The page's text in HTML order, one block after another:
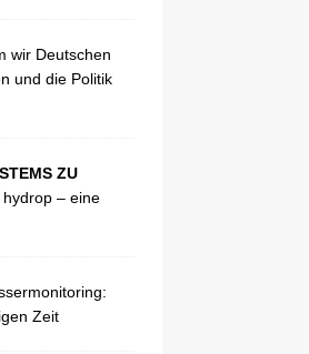
wir Deutschen
und die Politik
ZU
– eine
Zeit